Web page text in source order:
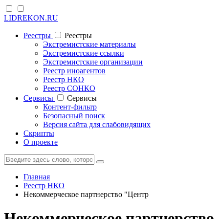
LIDREKON.RU
Реестры
Реестры
Экстремистские материалы
Экстремистские ссылки
Экстремистские организации
Реестр иноагентов
Реестр НКО
Реестр СОНКО
Cервисы
Cервисы
Контент-фильтр
Безопасный поиск
Версия сайта для слабовидящих
Скрипты
О проекте
Главная
Реестр НКО
Некоммерческое партнерство "Центр